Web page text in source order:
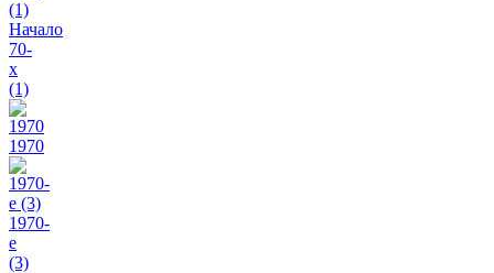
Начало
70-
х
(1)
1970
1970-
e
(3)